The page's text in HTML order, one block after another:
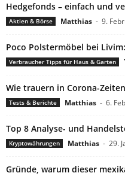
Hedgefonds – einfach und
Aktien & Börse Matthias - 9.
Poco Polstermöbel bei
Verbraucher Tipps für Haus & Garten
Wie trauern in Corona-
Tests & Berichte Matthias - 6.
Top 8 Analyse- und
Kryptowährungen Matthias - 29.
Gründe, warum dieser